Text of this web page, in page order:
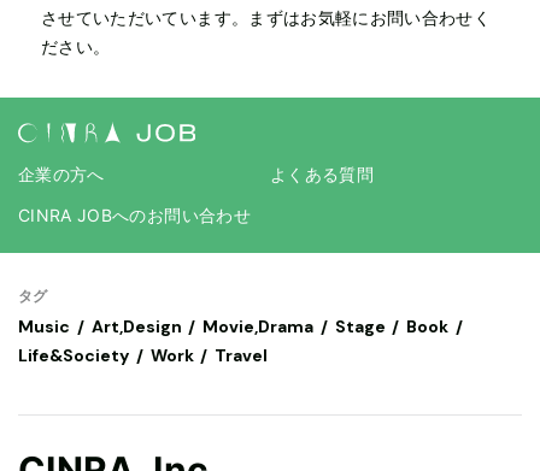
させていただいています。まずはお気軽にお問い合わせく
ださい。
企業の方へ
よくある質問
CINRA JOBへのお問い合わせ
タグ
Music Art,Design Movie,Drama Stage
Book
Life&Society
Work Travel